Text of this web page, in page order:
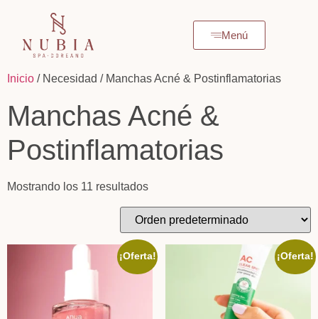
Menú
Inicio / Necesidad / Manchas Acné & Postinflamatorias
Manchas Acné &
Postinflamatorias
Mostrando los 11 resultados
¡Oferta! ¡Oferta!